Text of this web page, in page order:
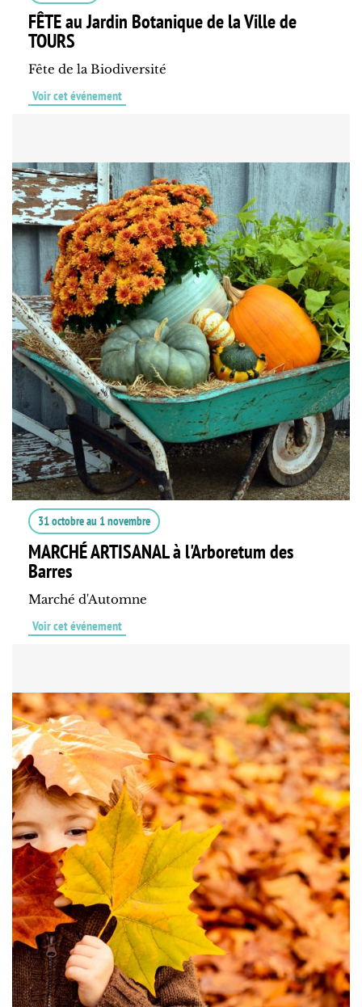
FÊTE au Jardin Botanique de la Ville de
TOURS
Fête de la Biodiversité
Voir cet événement
31 octobreau 1 novembre
MARCHÉ ARTISANAL à l'Arboretum des
Barres
Marché d'Automne
Voir cet événement